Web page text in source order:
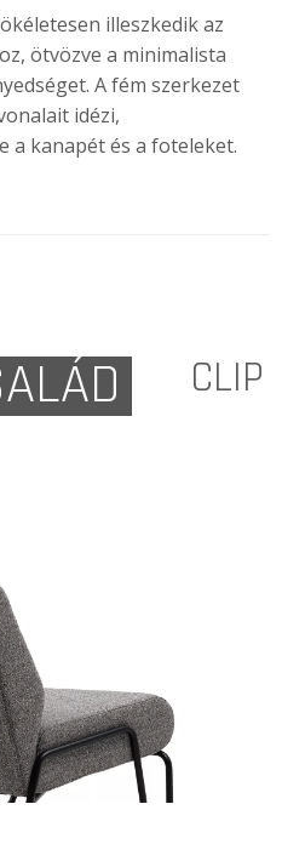
illeszkedik az
ötvözve a minimalista
A fém szerkezet
idézi,
a kanapét és a foteleket.
CLIP